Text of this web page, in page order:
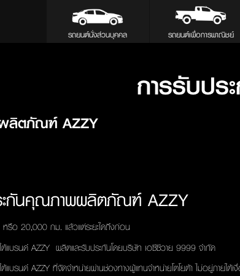
รถยนต์นั่งส่วนบุคคล รถยนต์เพื่อการพาณิชย์
การรับปร
ลิตภัณฑ์ AZZY
ะกันคุณภาพผลิตภัณฑ์ AZZY
อ 20,000 กม. แล้วแต่ระยะใดถึงก่อน
บรนด์ AZZY ผลิตและรับประกันโดยบริษัท เอซีซีวาย 9999 จำกัด
รนด์ AZZY ที่จัดจำหน่ายผ่านช่องทางผู้แทนจำหน่ายโตโยต้า ไม่อยู่ภายใต้เงื่